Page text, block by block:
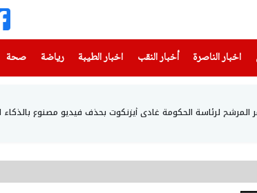
اخبار الناصرة
(current) أخبار النقب اخبار الطيبة(current) رياضة
(current) صحة(current)
المرشح لرئاسة الحكومة غادي أيزنكوت بحذف فيديو مصنوع